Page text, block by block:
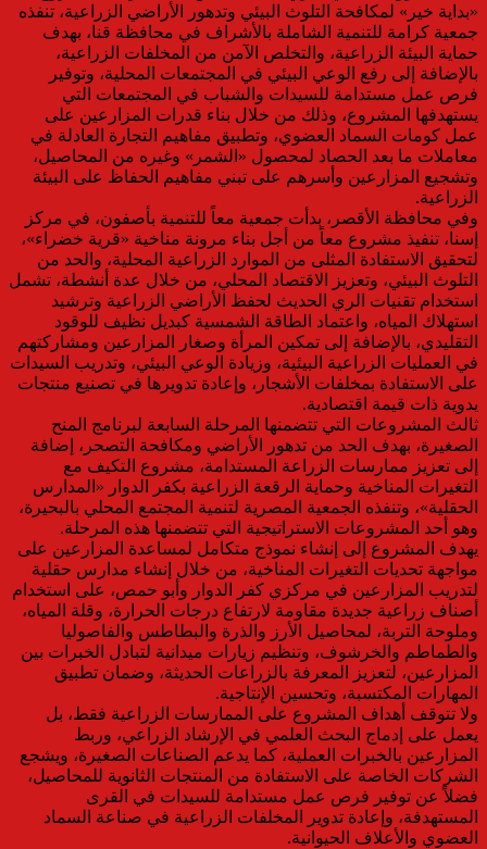
«بداية خير» لمكافحة التلوث البيئي وتدهور الأراضي الزراعية، تنفذه
جمعية كرامة للتنمية الشاملة بالأشراف في محافظة قنا، بهدف
حماية البيئة الزراعية، والتخلص الآمن من المخلفات الزراعية،
بالإضافة إلى رفع الوعي البيئي في المجتمعات المحلية، وتوفير
فرص عمل مستدامة للسيدات والشباب في المجتمعات التي
يستهدفها المشروع، وذلك من خلال بناء قدرات المزارعين على
عمل كومات السماد العضوي، وتطبيق مفاهيم التجارة العادلة في
معاملات ما بعد الحصاد لمحصول «الشمر» وغيره من المحاصيل،
وتشجيع المزارعين وأسرهم على تبني مفاهيم الحفاظ على البيئة
الزراعية.
وفي محافظة الأقصر، بدأت جمعية معاً للتنمية بأصفون، في مركز
إسنا، تنفيذ مشروع معاً من أجل بناء مرونة مناخية «قرية خضراء»،
لتحقيق الاستفادة المثلى من الموارد الزراعية المحلية، والحد من
التلوث البيئي، وتعزيز الاقتصاد المحلي، من خلال عدة أنشطة، تشمل
استخدام تقنيات الري الحديث لحفظ الأراضي الزراعية وترشيد
استهلاك المياه، واعتماد الطاقة الشمسية كبديل نظيف للوقود
التقليدي، بالإضافة إلى تمكين المرأة وصغار المزارعين ومشاركتهم
في العمليات الزراعية البيئية، وزيادة الوعي البيئي، وتدريب السيدات
على الاستفادة بمخلفات الأشجار، وإعادة تدويرها في تصنيع منتجات
يدوية ذات قيمة اقتصادية.
ثالث المشروعات التي تتضمنها المرحلة السابعة لبرنامج المنح
الصغيرة، بهدف الحد من تدهور الأراضي ومكافحة التصحر، إضافة
إلى تعزيز ممارسات الزراعة المستدامة، مشروع التكيف مع
التغيرات المناخية وحماية الرقعة الزراعية بكفر الدوار «المدارس
الحقلية»، وتنفذه الجمعية المصرية لتنمية المجتمع المحلي بالبحيرة،
وهو أحد المشروعات الاستراتيجية التي تتضمنها هذه المرحلة.
يهدف المشروع إلى إنشاء نموذج متكامل لمساعدة المزارعين على
مواجهة تحديات التغيرات المناخية، من خلال إنشاء مدارس حقلية
لتدريب المزارعين في مركزي كفر الدوار وأبو حمص، على استخدام
أصناف زراعية جديدة مقاومة لارتفاع درجات الحرارة، وقلة المياه،
وملوحة التربة، لمحاصيل الأرز والذرة والبطاطس والفاصوليا
والطماطم والخرشوف، وتنظيم زيارات ميدانية لتبادل الخبرات بين
المزارعين، لتعزيز المعرفة بالزراعات الحديثة، وضمان تطبيق
المهارات المكتسبة، وتحسين الإنتاجية.
ولا تتوقف أهداف المشروع على الممارسات الزراعية فقط، بل
يعمل على إدماج البحث العلمي في الإرشاد الزراعي، وربط
المزارعين بالخبرات العملية، كما يدعم الصناعات الصغيرة، ويشجع
الشركات الخاصة على الاستفادة من المنتجات الثانوية للمحاصيل،
فضلاً عن توفير فرص عمل مستدامة للسيدات في القرى
المستهدفة، وإعادة تدوير المخلفات الزراعية في صناعة السماد
العضوي والأعلاف الحيوانية.